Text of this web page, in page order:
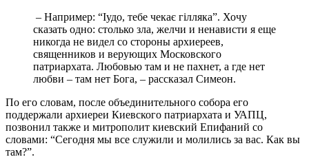
– Например: “Іудо, тебе чекає гілляка”. Хочу
сказать одно: столько зла, желчи и ненависти я еще
никогда не видел со стороны архиереев,
священников и верующих Московского
патриархата. Любовью там и не пахнет, а где нет
любви – там нет Бога, – рассказал Симеон.
По его словам, после объединительного собора его
поддержали архиереи Киевского патриархата и УАПЦ,
позвонил также и митрополит киевский Епифаний со
словами: “Сегодня мы все служили и молились за вас. Как вы
там?”.